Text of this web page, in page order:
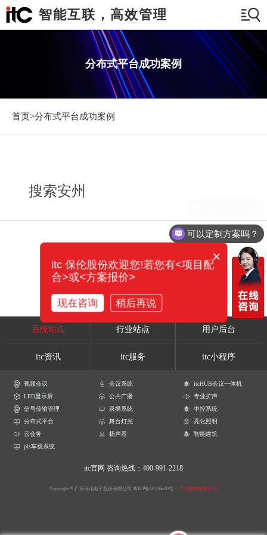
智能互联，高效管理
分布式平台成功案例
首页>分布式平台成功案例
搜索安州
系统站点 行业站点 用户后台
itc资讯 itc服务 itc小程序
视频会议 会议系统
itcHUB会议一体机
LED显示屏
公共广播
专业扩声
信号传输管理
录播系统
中控系统
分布式平台
舞台灯光
亮化照明
云会务
扬声器
智能建筑
pis车载系统
itc官网 咨询热线：400-991-2218
Copyright © 广东保伦电子股份有限公司 粤ICP备16106620号 产品参数解释声明
可以定制方案吗？
×
itc 保伦股份欢迎您!若您有<项目配
合>或<方案报价>
现在咨询 稍后再说